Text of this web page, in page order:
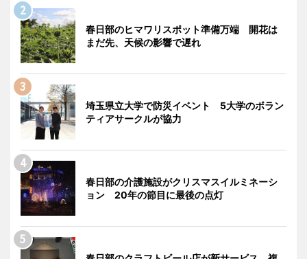
春日部のヒマワリスポット準備万端 開花は
まだ先、天候の影響で遅れ
埼玉県立大学で防災イベント 5大学のボラン
ティアサークルが協力
春日部の介護施設がクリスマスイルミネーシ
ョン 20年の節目に最後の点灯